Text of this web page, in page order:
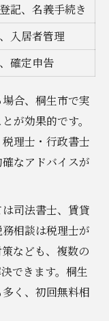
記、名義手続き
入居者管理
確定申告
合、桐生市で実
が効果的です。
理士・行政書士
なアドバイスが
司法書士、賃貸
相談は税理士が
なども、複数の
できます。桐生
く、初回無料相